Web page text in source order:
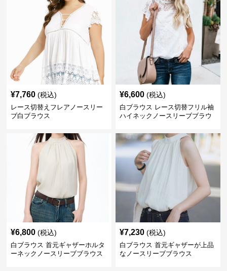
¥7,760 (税込)
レース切替えフレアノースリー
ブ白ブラウス
¥6,600 (税込)
白ブラウス レース切替フリル袖
ハイネックノースリーブブラウ
¥6,800 (税込)
白ブラウス 首元ギャザーホルタ
ーネックノースリーブブラウス
¥7,230 (税込)
白ブラウス 首元ギャザーが上品
なノースリーブブラウス